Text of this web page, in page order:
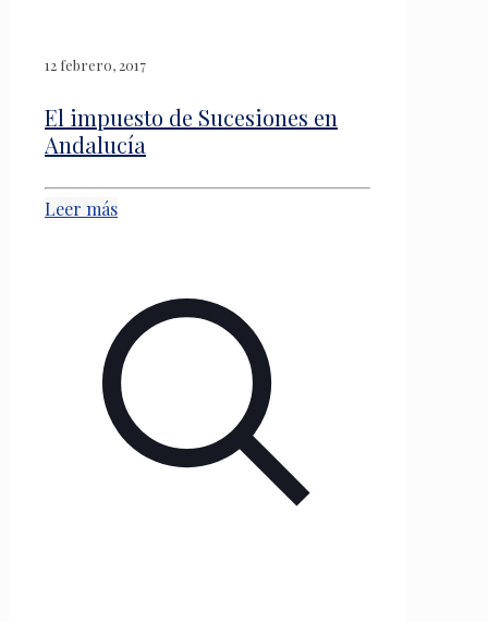
12 febrero, 2017
El impuesto de Sucesiones en
Andalucía
Leer más